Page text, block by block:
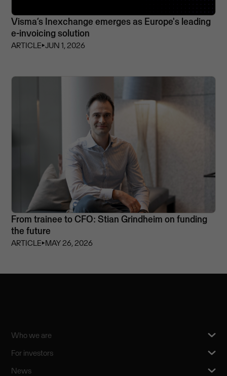
Visma’s Inexchange emerges as Europe's leading
e-invoicing solution
ARTICLE⏵JUN 1, 2026
From trainee to CFO: Stian Grindheim on funding
the future
ARTICLE⏵MAY 26, 2026
Who we are
For investors
News